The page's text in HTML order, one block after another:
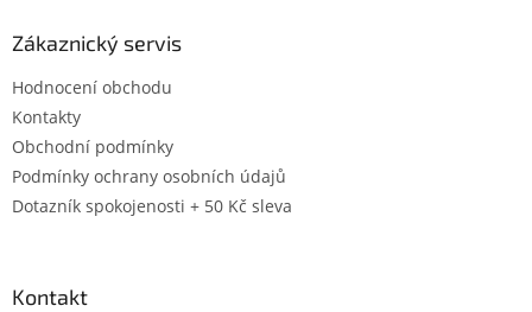
Zákaznický servis
Hodnocení obchodu
Kontakty
Obchodní podmínky
Podmínky ochrany osobních údajů
Dotazník spokojenosti + 50 Kč sleva
Kontakt